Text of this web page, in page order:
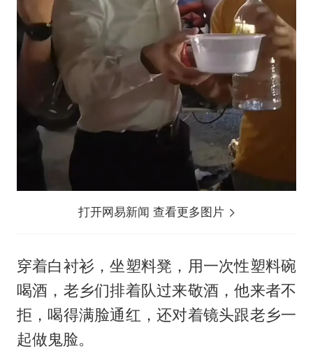
打开网易新闻 查看更多图片
穿着白衬衫，坐塑料凳，用一次性塑料碗
喝酒，老乡们排着队过来敬酒，他来者不
拒，喝得满脸通红，还对着镜头跟老乡一
起做鬼脸。